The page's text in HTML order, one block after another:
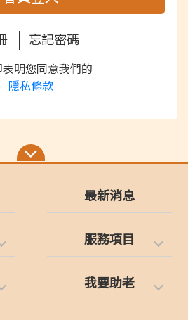
忘記密碼
表明您同意我們的
隱私條款
最新消息
服務項目
我要助老